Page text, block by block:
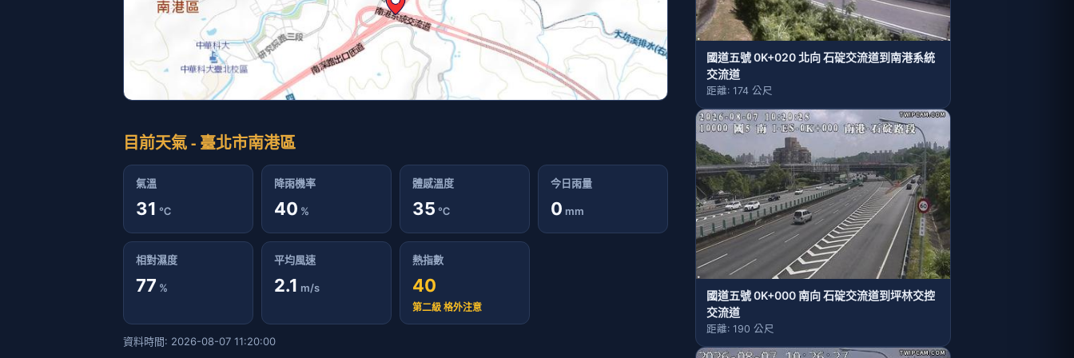
目前天氣 - 臺北市南港區
氣溫
31 ℃
降雨機率
40 %
體感溫度
35 ℃
今日雨量
0 mm
相對濕度
77 %
平均風速
2.1 m/s
熱指數
40
第二級 格外注意
資料時間: 2026-08-07 11:20:00
國道五號 0K+020 北向 石碇交流道到南港系統
交流道
距離: 174 公尺
國道五號 0K+000 南向 石碇交流道到坪林交控
交流道
距離: 190 公尺